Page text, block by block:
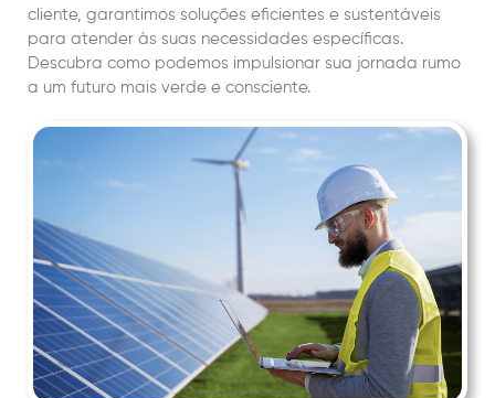
cliente, garantimos soluções eficientes e sustentáveis
para atender às suas necessidades específicas.
Descubra como podemos impulsionar sua jornada rumo
a um futuro mais verde e consciente.